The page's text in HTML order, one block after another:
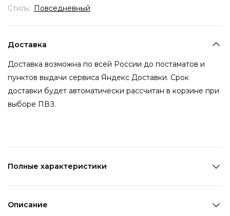
Стиль: Повседневный
Доставка
Доставка возможна по всей России до постаматов и
пунктов выдачи сервиса Яндекс Доставки. Срок
доставки будет автоматически рассчитан в корзине при
выборе ПВЗ.
Полные характеристики
Описание